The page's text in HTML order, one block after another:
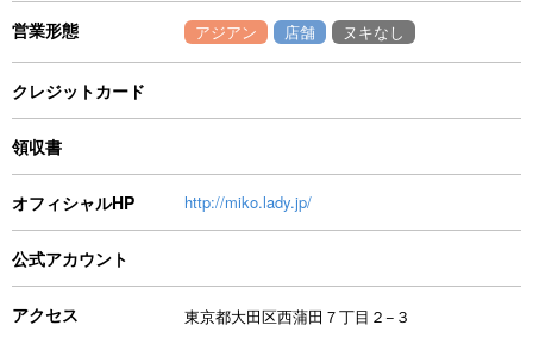
営業形態 アジアン 店舗 ヌキなし
クレジットカード
領収書
オフィシャルHP http://miko.lady.jp/
公式アカウント
アクセス 東京都大田区西蒲田７丁目２−３